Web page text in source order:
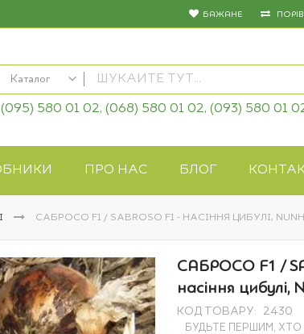
БАЖАНЕ
Каталог
КАТАЛОГ
Системи поливу
Укривні матеріали
Товари для дому
(095) 580 01 02, (068) 580 01 02, (093) 580 01
ПРО НАС БЛОГ
САБРОСО F1 / SABROSO F1 - НАСІННЯ ЦИБУЛІ,
САБРОСО F1 /
насіння цибулі,
КОД ТОВАРУ 2430
БУДЬТЕ ПЕРШИМ, ХТО